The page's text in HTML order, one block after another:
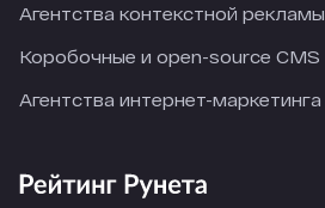
Агентства контекстной рекламы
Коробочные и open-source CMS
Агентства интернет-маркетинга